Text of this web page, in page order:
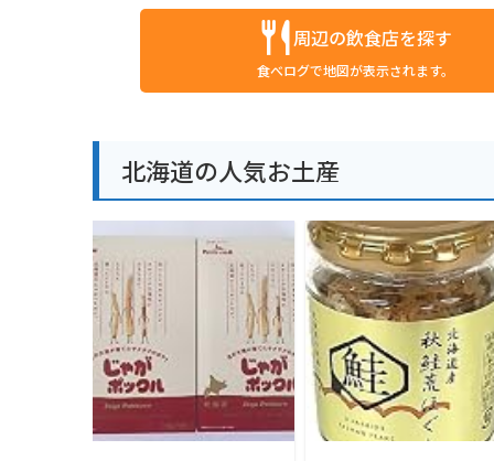
周辺の飲食店を探す
食べログで地図が表示されます。
北海道の人気お土産